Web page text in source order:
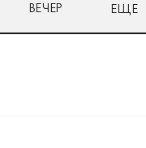
ВЕЧЕР ЕЩЕ